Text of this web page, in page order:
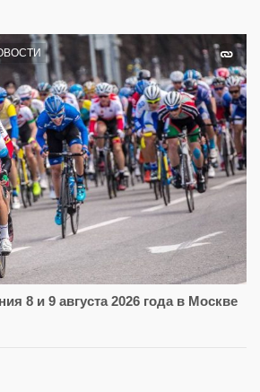
8 и 9 августа 2026 года в Москве